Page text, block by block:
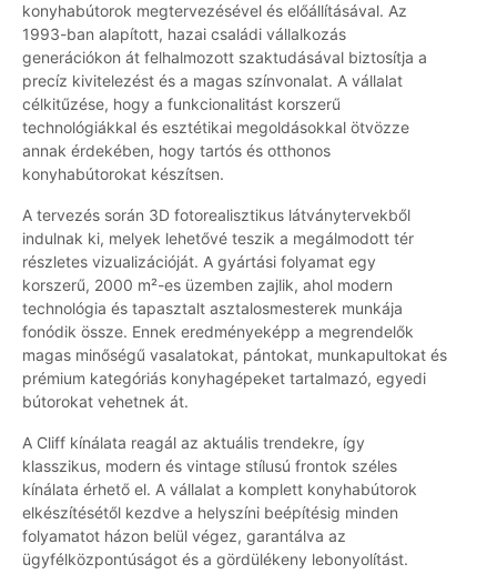
konyhabútorok megtervezésével és előállításával. Az
1993-ban alapított, hazai családi vállalkozás
generációkon át felhalmozott szaktudásával biztosítja a
precíz kivitelezést és a magas színvonalat. A vállalat
célkitűzése, hogy a funkcionalitást korszerű
technológiákkal és esztétikai megoldásokkal ötvözze
annak érdekében, hogy tartós és otthonos
konyhabútorokat készítsen.
A tervezés során 3D fotorealisztikus látványtervekből
indulnak ki, melyek lehetővé teszik a megálmodott tér
részletes vizualizációját. A gyártási folyamat egy
korszerű, 2000 m²-es üzemben zajlik, ahol modern
technológia és tapasztalt asztalosmesterek munkája
fonódik össze. Ennek eredményeképp a megrendelők
magas minőségű vasalatokat, pántokat, munkapultokat és
prémium kategóriás konyhagépeket tartalmazó, egyedi
bútorokat vehetnek át.
A Cliff kínálata reagál az aktuális trendekre, így
klasszikus, modern és vintage stílusú frontok széles
kínálata érhető el. A vállalat a komplett konyhabútorok
elkészítésétől kezdve a helyszíni beépítésig minden
folyamatot házon belül végez, garantálva az
ügyfélközpontúságot és a gördülékeny lebonyolítást.